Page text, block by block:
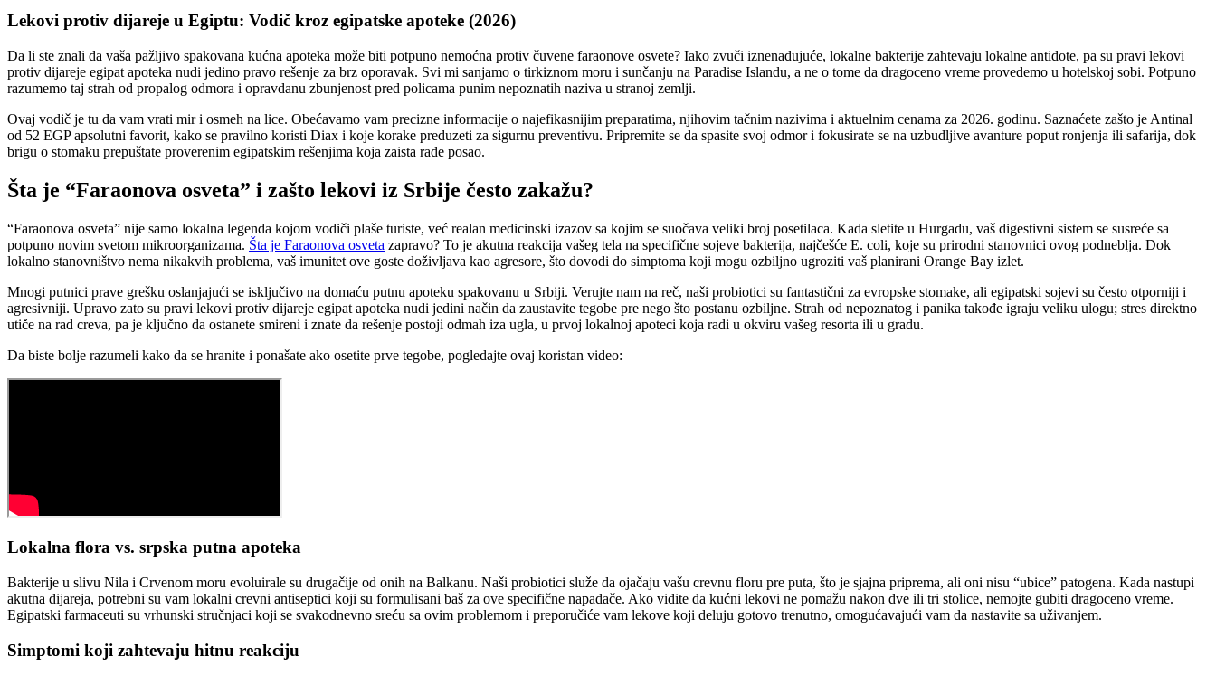
Lekovi protiv dijareje u Egiptu: Vodič kroz egipatske apoteke (2026)
Da li ste znali da vaša pažljivo spakovana kućna apoteka može biti potpuno nemoćna protiv čuvene faraonove osvete? Iako zvuči iznenađujuće, lokalne bakterije zahtevaju lokalne antidote, pa su pravi lekovi
protiv dijareje egipat apoteka nudi jedino pravo rešenje za brz oporavak. Svi mi sanjamo o tirkiznom moru i sunčanju na Paradise Islandu, a ne o tome da dragoceno vreme provedemo u hotelskoj sobi. Potpuno
razumemo taj strah od propalog odmora i opravdanu zbunjenost pred policama punim nepoznatih naziva u stranoj zemlji.
Ovaj vodič je tu da vam vrati mir i osmeh na lice. Obećavamo vam precizne informacije o najefikasnijim preparatima, njihovim tačnim nazivima i aktuelnim cenama za 2026. godinu. Saznaćete zašto je Antinal
od 52 EGP apsolutni favorit, kako se pravilno koristi Diax i koje korake preduzeti za sigurnu preventivu. Pripremite se da spasite svoj odmor i fokusirate se na uzbudljive avanture poput ronjenja ili safarija, dok
brigu o stomaku prepuštate proverenim egipatskim rešenjima koja zaista rade posao.
Šta je “Faraonova osveta” i zašto lekovi iz Srbije često zakažu?
“Faraonova osveta” nije samo lokalna legenda kojom vodiči plaše turiste, već realan medicinski izazov sa kojim se suočava veliki broj posetilaca. Kada sletite u Hurgadu, vaš digestivni sistem se susreće sa
potpuno novim svetom mikroorganizama. Šta je Faraonova osveta zapravo? To je akutna reakcija vašeg tela na specifične sojeve bakterija, najčešće E. coli, koje su prirodni stanovnici ovog podneblja. Dok
lokalno stanovništvo nema nikakvih problema, vaš imunitet ove goste doživljava kao agresore, što dovodi do simptoma koji mogu ozbiljno ugroziti vaš planirani Orange Bay izlet.
Mnogi putnici prave grešku oslanjajući se isključivo na domaću putnu apoteku spakovanu u Srbiji. Verujte nam na reč, naši probiotici su fantastični za evropske stomake, ali egipatski sojevi su često otporniji i
agresivniji. Upravo zato su pravi lekovi protiv dijareje egipat apoteka nudi jedini način da zaustavite tegobe pre nego što postanu ozbiljne. Strah od nepoznatog i panika takođe igraju veliku ulogu; stres direktno
utiče na rad creva, pa je ključno da ostanete smireni i znate da rešenje postoji odmah iza ugla, u prvoj lokalnoj apoteci koja radi u okviru vašeg resorta ili u gradu.
Da biste bolje razumeli kako da se hranite i ponašate ako osetite prve tegobe, pogledajte ovaj koristan video:
Lokalna flora vs. srpska putna apoteka
Bakterije u slivu Nila i Crvenom moru evoluirale su drugačije od onih na Balkanu. Naši probiotici služe da ojačaju vašu crevnu floru pre puta, što je sjajna priprema, ali oni nisu “ubice” patogena. Kada nastupi
akutna dijareja, potrebni su vam lokalni crevni antiseptici koji su formulisani baš za ove specifične napadače. Ako vidite da kućni lekovi ne pomažu nakon dve ili tri stolice, nemojte gubiti dragoceno vreme.
Egipatski farmaceuti su vrhunski stručnjaci koji se svakodnevno sreću sa ovim problemom i preporučiće vam lekove koji deluju gotovo trenutno, omogućavajući vam da nastavite sa uživanjem.
Simptomi koji zahtevaju hitnu reakciju